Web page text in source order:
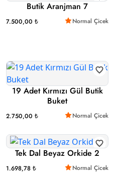
Butik Aranjman 7
7.500,00 ₺ Normal Çicek
19 Adet Kırmızı Gül Butik
Buket
2.750,00 ₺ Normal Çicek
Tek Dal Beyaz Orkide 2
1.698,78 ₺ Normal Çicek